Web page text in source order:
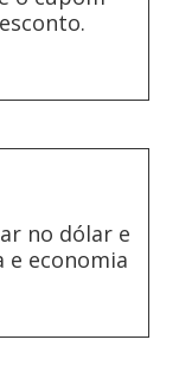
no dólar e
e economia